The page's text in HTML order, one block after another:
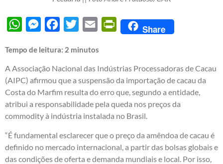
WhatsAppMessengerFacebook
Twitter Email PrintFriendly
Share
Tempo de leitura: 2 minutos
A Associação Nacional das Indústrias Processadoras de Cacau
(AIPC) afirmou que a suspensão da importação de cacau da
Costa do Marfim resulta do erro que, segundo a entidade,
atribui a responsabilidade pela queda nos preços da
commodity à indústria instalada no Brasil.
“É fundamental esclarecer que o preço da amêndoa de cacau é
definido no mercado internacional, a partir das bolsas globais e
das condições de oferta e demanda mundiais e local. Por isso,